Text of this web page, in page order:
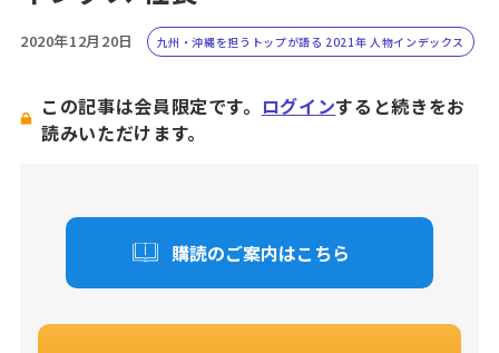
2020年12月20日 九州・沖縄を担うトップが語る 2021年 人物インデックス
この記事は会員限定です。 ログインすると続きをお
読みいただけます。
購読のご案内はこちら